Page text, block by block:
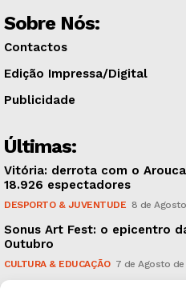
Sobre Nós:
Contactos
Edição Impressa/Digital
Publicidade
Últimas:
Vitória: derrota com o
18.926 espectadores
DESPORTO & JUVENTUDE 8 de
Sonus Art Fest: o epicentro
Outubro
CULTURA & EDUCAÇÃO 7 de Agosto de